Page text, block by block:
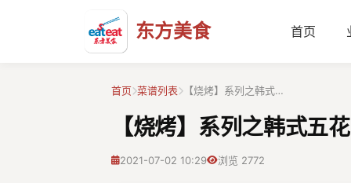
东方美食 首页
首页 菜谱列表 【烧烤】系列之韩式…
【烧烤】系列之韩式五
2021-07-02 10:29 浏览 2772